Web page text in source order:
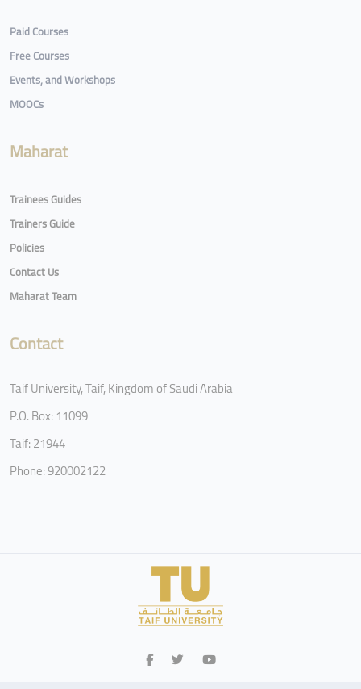
Paid Courses
Free Courses
Events, and Workshops
MOOCs
Maharat
Trainees Guides
Trainers Guide
Policies
Contact Us
Maharat Team
Contact
Taif University, Taif, Kingdom of Saudi Arabia
P.O. Box: 11099
Taif: 21944
Phone: 920002122